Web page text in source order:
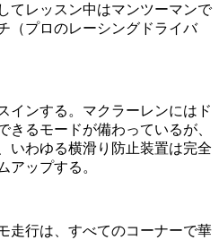
てレッスン中はマンツーマンで
（プロのレーシングドライバ
インする。マクラーレンにはド
きるモードが備わっているが、
いわゆる横滑り防止装置は完全
アップする。
走行は、すべてのコーナーで華